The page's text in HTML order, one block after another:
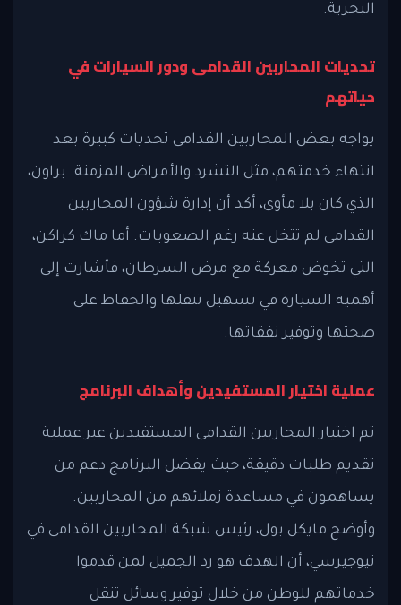
البحرية.
تحديات المحاربين القدامى ودور السيارات في
حياتهم
يواجه بعض المحاربين القدامى تحديات كبيرة بعد
انتهاء خدمتهم، مثل التشرد والأمراض المزمنة. براون،
الذي كان بلا مأوى، أكد أن إدارة شؤون المحاربين
القدامى لم تتخل عنه رغم الصعوبات. أما ماك كراكن،
التي تخوض معركة مع مرض السرطان، فأشارت إلى
أهمية السيارة في تسهيل تنقلها والحفاظ على
صحتها وتوفير نفقاتها.
عملية اختيار المستفيدين وأهداف البرنامج
تم اختيار المحاربين القدامى المستفيدين عبر عملية
تقديم طلبات دقيقة، حيث يفضل البرنامج دعم من
يساهمون في مساعدة زملائهم من المحاربين.
وأوضح مايكل بول، رئيس شبكة المحاربين القدامى في
نيوجيرسي، أن الهدف هو رد الجميل لمن قدموا
خدماتهم للوطن من خلال توفير وسائل تنقل